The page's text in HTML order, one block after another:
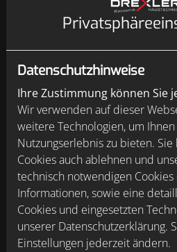
Eine
sich: Weiches Wasser
wasserführende
Datenschutzhinweise
Ihre Zustimmung können Sie
Wir verwenden auf dieser
weitere Technologien, um
Nutzungserlebnis zu bieten. Sie
Cookies auch ablehnen und
technisch notwendigen
Informationen, sowie eine
Cookies und eingesetzten
unserer Datenschutzerklärung.
Einstellungen jederzeit ändern.